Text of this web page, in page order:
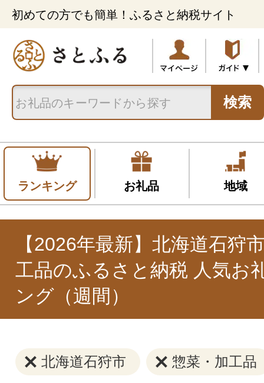
初めての方でも簡単！ふるさと納税サイト
検索
ランキング お礼品 地域
【2026年最新】北海道石狩
工品のふるさと納税 人気お
ング（週間）
北海道石狩市 惣菜・加工品